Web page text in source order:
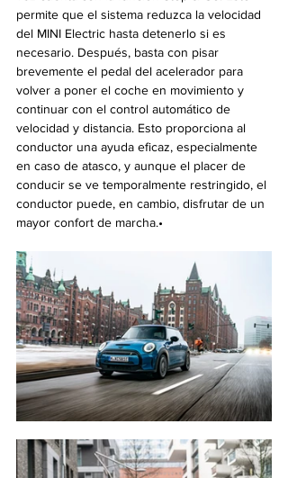
permite que el sistema reduzca la velocidad
del MINI Electric hasta detenerlo si es
necesario. Después, basta con pisar
brevemente el pedal del acelerador para
volver a poner el coche en movimiento y
continuar con el control automático de
velocidad y distancia. Esto proporciona al
conductor una ayuda eficaz, especialmente
en caso de atasco, y aunque el placer de
conducir se ve temporalmente restringido, el
conductor puede, en cambio, disfrutar de un
mayor confort de marcha.•